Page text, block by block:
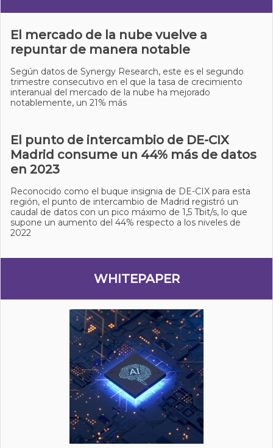
El mercado de la nube vuelve a
repuntar de manera notable
Según datos de Synergy Research, este es el segundo
trimestre consecutivo en el que la tasa de crecimiento
interanual del mercado de la nube ha mejorado
notablemente, un 21% más
El punto de intercambio de DE-CIX
Madrid consume un 44% más de datos
en 2023
Reconocido como el buque insignia de DE-CIX para esta
región, el punto de intercambio de Madrid registró un
caudal de datos con un pico máximo de 1,5 Tbit/s, lo que
supone un aumento del 44% respecto a los niveles de
2022
WHITEPAPER